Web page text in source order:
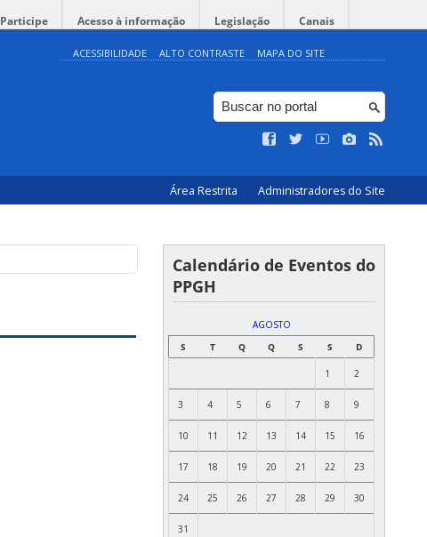
Participe Acesso à informação Legislação Canais
ACESSIBILIDADE ALTO CONTRASTE MAPA DO SITE
Área Restrita Administradores do Site
Calendário de Eventos do
PPGH
AGOSTO
S
T Q Q S S D
1 2
3 4 5 6 7 8 9
10 11 12 13 14 15 16
17 18 19 20 21 22 23
24 25 26 27 28 29 30
31